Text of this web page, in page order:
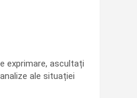
exprimare, ascultați
ale situației